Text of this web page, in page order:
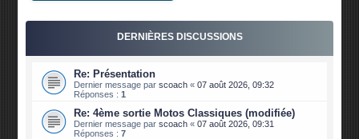
DERNIÈRES DISCUSSIONS
Re: Présentation
Dernier message parscoach «07 août 2026, 09:32
Réponses :1
Re: 4ème sortie Motos Classiques (modifiée)
Dernier message parscoach «07 août 2026, 09:31
Réponses :7